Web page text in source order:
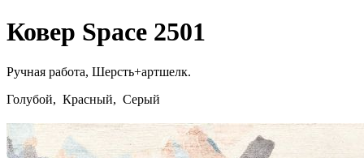
Ковер Space 2501
Ручная работа, Шерсть+артшелк.
Голубой, Красный, Серый